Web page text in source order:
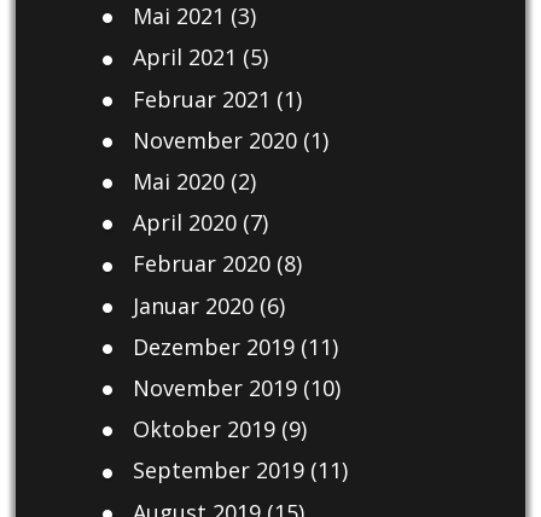
Mai 2021 (3)
April 2021 (5)
Februar 2021 (1)
November 2020(1)
Mai 2020(2)
April 2020(7)
Februar 2020(8)
Januar 2020(6)
Dezember 2019(11)
November 2019(10)
Oktober 2019(9)
September 2019(11)